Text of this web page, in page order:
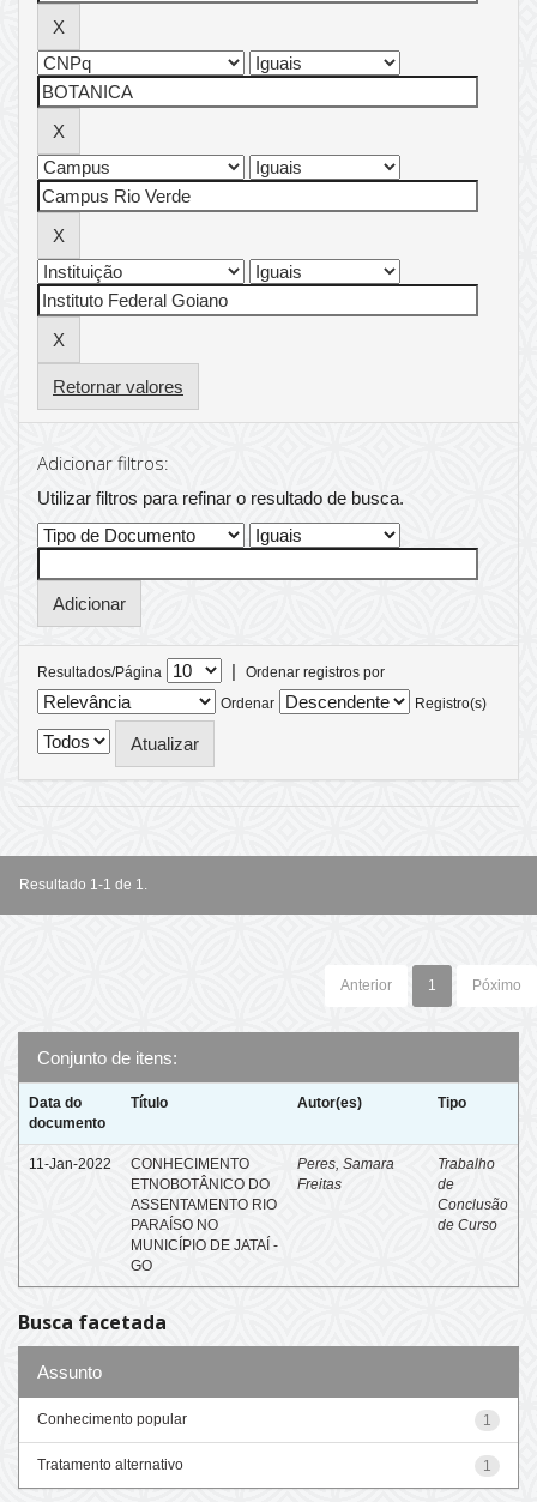
Retornar valores
Adicionar filtros:
Utilizar filtros para refinar o resultado de busca.
Resultados/Página |
Ordenar registros por
Ordenar
Registro(s)
Resultado 1-1 de 1.
Anterior 1 Póximo
Conjunto de itens:
Data do
documento
Título Autor(es) Tipo
11-Jan-2022
CONHECIMENTO
ETNOBOTÂNICO DO
ASSENTAMENTO RIO
PARAÍSO NO
MUNICÍPIO DE JATAÍ -
GO
Peres, Samara
Freitas
Trabalho
de
Conclusão
de Curso
Busca facetada
Assunto
1
Conhecimento popular
1
Tratamento alternativo